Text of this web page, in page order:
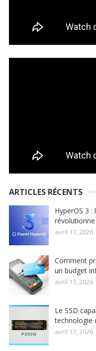
ARTICLES RÉCENTS
HyperOS 3
avril 17, 2026
Comment
un budget
avril 17, 2026
Le SSD
technologie
avril 17, 2026